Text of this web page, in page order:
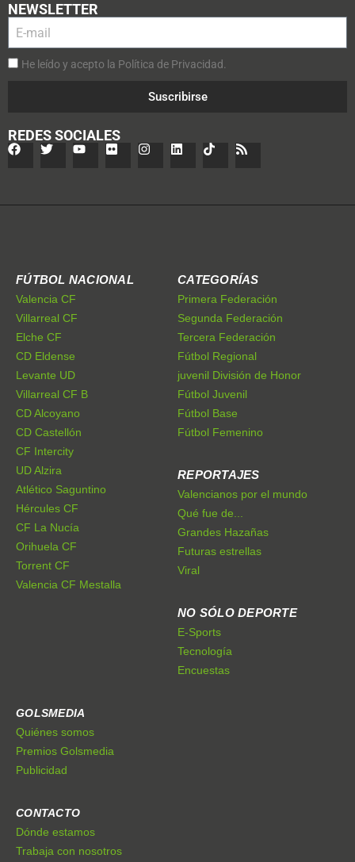
NEWSLETTER
He leído y acepto la Política de Privacidad.
Suscribirse
REDES SOCIALES
FÚTBOL NACIONAL
Valencia CF
Villarreal CF
Elche CF
CD Eldense
Levante UD
Villarreal CF B
CD Alcoyano
CD Castellón
CF Intercity
UD Alzira
Atlético Saguntino
Hércules CF
CF La Nucía
Orihuela CF
Torrent CF
Valencia CF Mestalla
CATEGORÍAS
Primera Federación
Segunda Federación
Tercera Federación
Fútbol Regional
juvenil División de Honor
Fútbol Juvenil
Fútbol Base
Fútbol Femenino
REPORTAJES
Valencianos por el mundo
Qué fue de...
Grandes Hazañas
Futuras estrellas
Viral
NO SÓLO DEPORTE
E-Sports
Tecnología
Encuestas
GOLSMEDIA
Quiénes somos
Premios Golsmedia
Publicidad
CONTACTO
Dónde estamos
Trabaja con nosotros